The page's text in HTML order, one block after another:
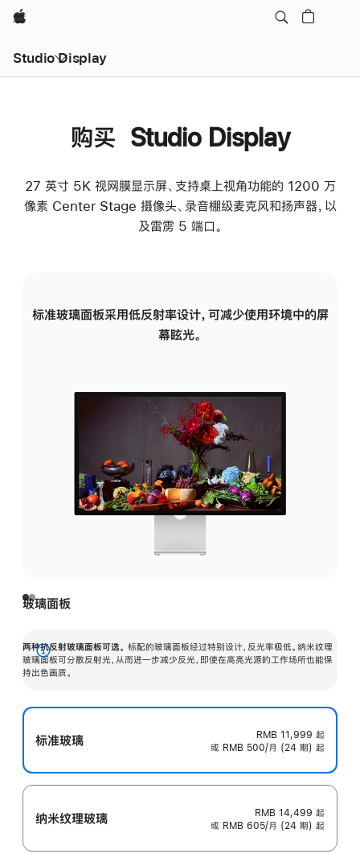
Apple
Studio Display
购买 Studio Display
27 英寸 5K 视网膜显示屏、支持桌上视角功能的 1200 万
像素 Center Stage 摄像头、录音棚级麦克风和扬声器，以
及雷雳 5 端口。
标准玻璃面板采用低反射率设计，可减少使用环境中的屏
幕眩光。
玻璃面板
两种抗反射玻璃面板可选。 标配的玻璃面板经过特别设计，反光率极低。纳米纹理
玻璃面板可分散反射光，从而进一步减少反光，即使在高亮光源的工作场所也能保
持出色画质。
展
开
标准玻璃 RMB 11,999 起
或 RMB 500/月 (24 期) 起
纳米纹理玻璃 RMB 14,499 起
或 RMB 605/月 (24 期) 起